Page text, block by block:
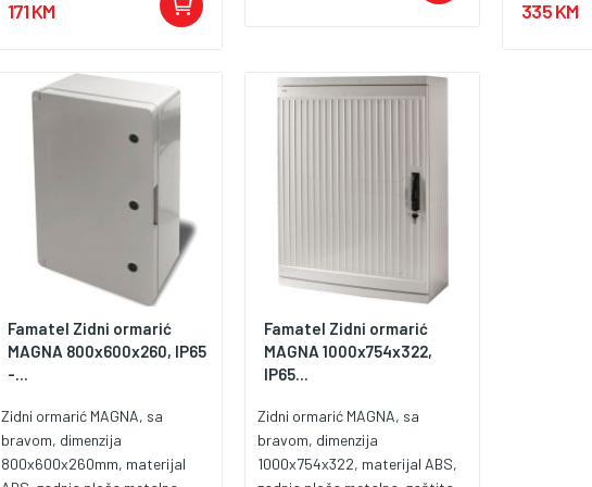
temperatura 25°C +85°C,
61439-3, IEC 62208:2012.
171 KM 335 KM
Famatel Zidni ormarić
MAGNA 800x600x260, IP65
-...
Zidni ormarić MAGNA, sa
bravom, dimenzija
800x600x260mm, materijal
Famatel Zidni ormarić
MAGNA 1000x754x322,
IP65...
Zidni ormarić MAGNA, sa
bravom, dimenzija
1000x754x322, materijal ABS,